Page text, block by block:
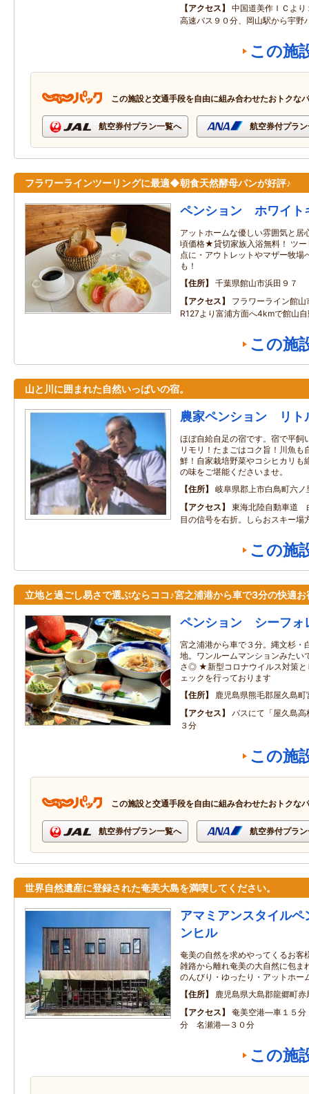
アクセス
中国道美作ＩＣよ
高速バス９０分、岡山駅から宇
この施
この施設と交通手段を自由に組み合わせたおトクな
航空券付プラン一覧へ 航空券付プラ
フラワーラインツーリングに最適◆朝食天然酵母パンが好評♪
ペンション ホワイト
アットホームな優しい雰囲気と居
頃価格★貸切家族入浴無料！ ツー
点に・アウトレットやマザー牧場
も！
住所
千葉県館山市浜田９７
アクセス
フラワーライン館
R127より富浦方面へ4kmで館山
この施
山と川に囲まれた自然いっぱいの宿。
農家ペンション リト
ほぼ自給自足の宿です。宿で平飼
リモリ！たまごはコク旨！川魚も
鮮！自家栽培野菜やコシヒカリも
の味をご堪能くださいませ。
住所
岐阜県郡上市白鳥町六ノ
アクセス
東海北陸自動車道
目の信号を右折。しらおスキー場
この施
立地と過ごし易さで選ぶならココ♪宮之浦港から車で3分の快適お
ペンション シーフォ
宮之浦港から車で３分。縄文杉・
地。ワンルームマンションみたい
さ◎ ★新型コロナウイルス対策と
ェックを行っております
住所
鹿児島県熊毛郡屋久島町
アクセス
バスにて「屋久島
３分
この施
この施設と交通手段を自由に組み合わせたおトクな
航空券付プラン一覧へ 航空券付プラ
世界自然遺産に登録された奄美大島を満喫してください。
アマミアンスタイル
ンヒル
奄美の自然を求めやってくるお客
雑路から離れ奄美の大自然に包ま
のんびり・ゆったり・アットホー
住所
鹿児島県大島郡龍郷町
アクセス
奄美空港―車１５
分 名瀬港―３０分
この施